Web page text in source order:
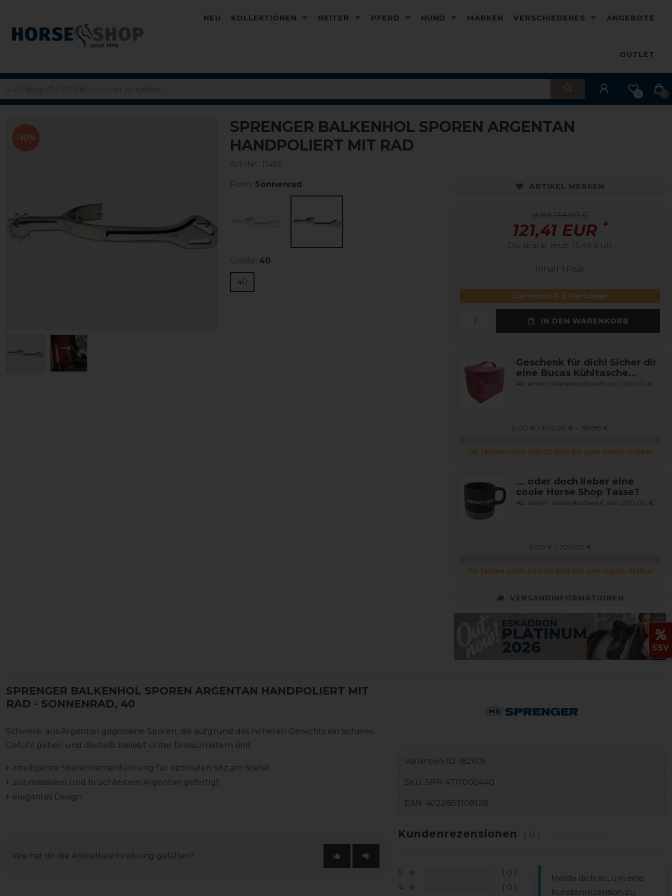
NEU KOLLEKTIONEN REITER PFERD HUND MARKEN VERSCHIEDENES ANGEBOTE
OUTLET
0 0
-10% -10%
SPRENGER BALKENHOL SPOREN ARGENTAN
HANDPOLIERT MIT RAD
Art.-Nr.: 11456
Form: Sonnenrad
Größe: 40
40
ARTIKEL MERKEN
statt 134,90 €
121,41 EUR *
Du sparst jetzt 13,49 EUR
Inhalt 1 Paar
Lieferzeit 3-5 Werktage
IN DEN WARENKORB
Geschenk für dich! Sicher dir
eine Bucas Kühltasche...
Ab einem Warenkorbwert von 100,00 €
0,00 € / 100,00 € – 199,99 €
Dir fehlen noch 100,00 EUR bis zum Gratis-Artikel
... oder doch lieber eine
coole Horse Shop Tasse?
Ab einem Warenkorbwert von 200,00 €
0,00 € / 200,00 €
Dir fehlen noch 200,00 EUR bis zum Gratis-Artikel
VERSANDINFORMATIONEN
SPRENGER BALKENHOL SPOREN ARGENTAN HANDPOLIERT MIT
RAD - SONNENRAD, 40
Schwere, aus Argentan gegossene Sporen, die aufgrund des höheren Gewichts ein sicheres
Gefühl geben und deshalb beliebt unter Dressurreitern sind.
intelligente Sporenriemenführung für optimalen Sitz am Stiefel
aus massivem und bruchfestem Argentan gefertigt
elegantes Design
Wie hat dir die Artikelbeschreibung gefallen?
Varianten-ID: 182605
SKU: SPR-4717000440
EAN: 4022853108128
Kundenrezensionen (0)
5
0
4
0
Melde dich an, um eine
Kundenrezension zu
SSV